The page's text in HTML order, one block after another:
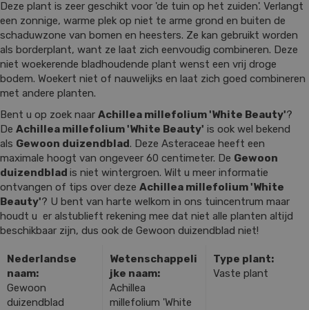
Deze plant is zeer geschikt voor 'de tuin op het zuiden'. Verlangt
een zonnige, warme plek op niet te arme grond en buiten de
schaduwzone van bomen en heesters. Ze kan gebruikt worden
als borderplant, want ze laat zich eenvoudig combineren. Deze
niet woekerende bladhoudende plant wenst een vrij droge
bodem. Woekert niet of nauwelijks en laat zich goed combineren
met andere planten.
Bent u op zoek naar Achillea millefolium 'White Beauty'?
De Achillea millefolium 'White Beauty' is ook wel bekend
als Gewoon duizendblad. Deze Asteraceae heeft een
maximale hoogt van ongeveer 60 centimeter. De Gewoon
duizendblad is niet wintergroen. Wilt u meer informatie
ontvangen of tips over deze Achillea millefolium 'White
Beauty'? U bent van harte welkom in ons tuincentrum maar
houdt u er alstublieft rekening mee dat niet alle planten altijd
beschikbaar zijn, dus ook de Gewoon duizendblad niet!
Nederlandse
naam:
Gewoon
duizendblad
Wetenschappeli
jke naam:
Achillea
millefolium 'White
Type plant:
Vaste plant